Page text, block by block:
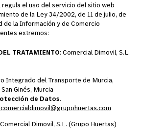
el uso del servicio del sitio web
de la Ley 34/2002, de 11 de julio, de
de la Información y de Comercio
extremos:
TRATAMIENTO: Comercial Dimovil, S.L.
Integrado del Transporte de Murcia,
Ginés, Murcia
de Datos.
Comercial Dimovil, S.L. (Grupo Huertas)